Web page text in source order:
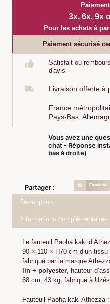
3x, 6x, 9x
Pour les achats à
Paiement sécurisé
Satisfait ou
d'avis
Livraison offerte à
France
Pays-Bas,
Vous avez une
chat - Réponse
bas à droite)
Partager : Facebook
Description
Informations complémentaires
Le fauteuil Paoha kaki
90 × 110 × H70 cm d’un
fabriqué par la marque
lin + polyester , hauteur
68 cm, 43 kg, fabriqué à Uzès
Fauteuil Paoha kaki Athezza